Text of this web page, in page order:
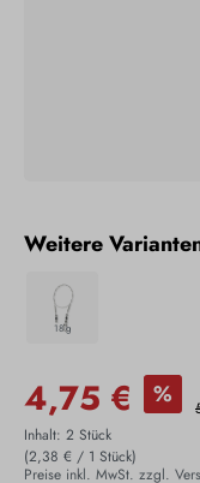
Weitere
18 g
4,75 € %
Inhalt: 2 Stück
(2,38 € / 1 Stück)
Preise inkl. MwSt. zzgl.